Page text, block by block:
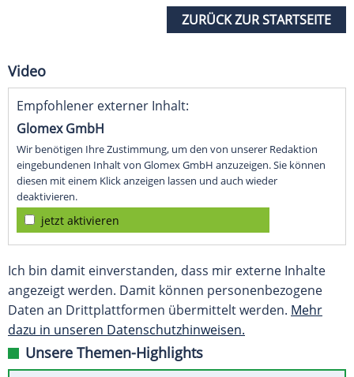
ZURÜCK ZUR STARTSEITE
Video
Empfohlener externer Inhalt:
Glomex GmbH
Wir benötigen Ihre Zustimmung, um den von unserer Redaktion
eingebundenen Inhalt von Glomex GmbH anzuzeigen. Sie können
diesen mit einem Klick anzeigen lassen und auch wieder
deaktivieren.
jetzt aktivieren
Ich bin damit einverstanden, dass mir externe Inhalte
angezeigt werden. Damit können personenbezogene
Daten an Drittplattformen übermittelt werden. Mehr
dazu in unseren Datenschutzhinweisen.
Unsere Themen-Highlights